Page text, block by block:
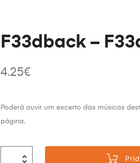
F33dback –
4.25€
Poderá ouvir um excerto das músicas
página.